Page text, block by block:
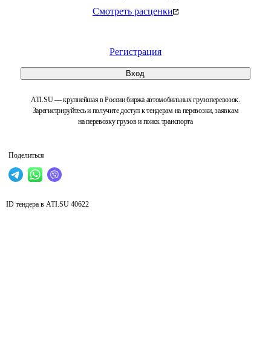
Смотреть расценки
Регистрация
Вход
ATI.SU — крупнейшая в России биржа автомобильных грузоперевозок.
Зарегистрируйтесь и получите доступ к тендерам на перевозки, заявкам
на перевозку грузов и поиск транспорта
Поделиться
ID тендера в ATI.SU 40622